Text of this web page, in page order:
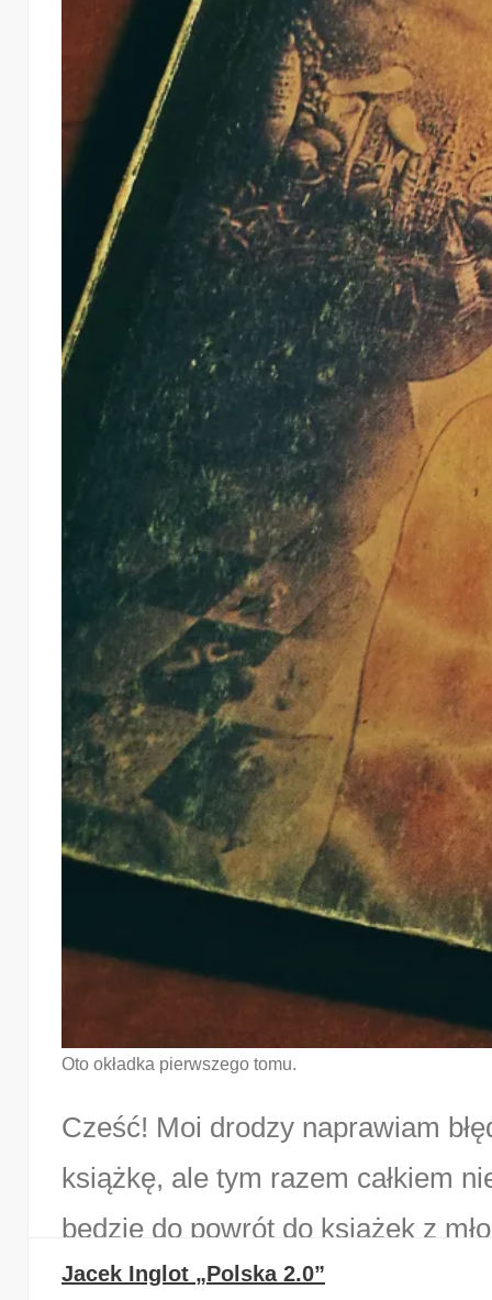
Oto okładka pierwszego tomu.
Cześć! Moi drodzy naprawiam
książkę, ale tym razem całkiem
będzie do powrót do książek z
…
Jacek Inglot „Polska 2.0”